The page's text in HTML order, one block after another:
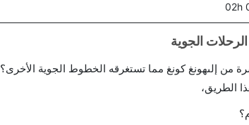
02h
إلىهونغ كونغ مما تستغرقه الخطوط الجوية الأخرى؟
الطريق،